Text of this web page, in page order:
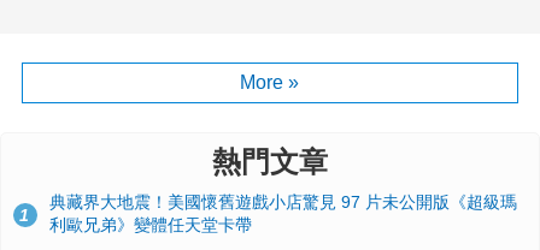
More »
熱門文章
1
典藏界大地震！美國懷舊遊戲小店驚見 97 片未公開版《超級瑪
利歐兄弟》變體任天堂卡帶